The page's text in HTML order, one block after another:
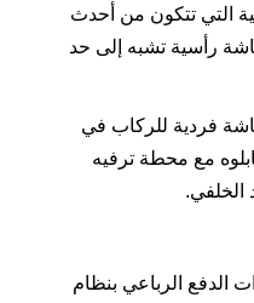
التي تتكون من أحدث
رأسية تشبه إلى حد
فردية للركاب في
مع محطة ترفيه
الخلفي.
الدفع الرباعي بنظام